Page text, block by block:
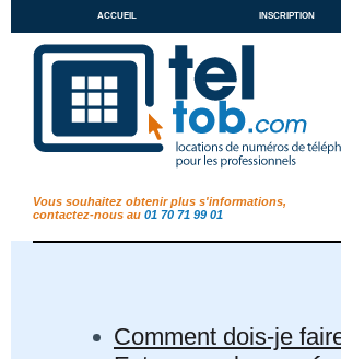
accueil inscription
Vous souhaitez obtenir plus s'informations,
contactez-nous au 01 70 71 99 01
Comment dois-je